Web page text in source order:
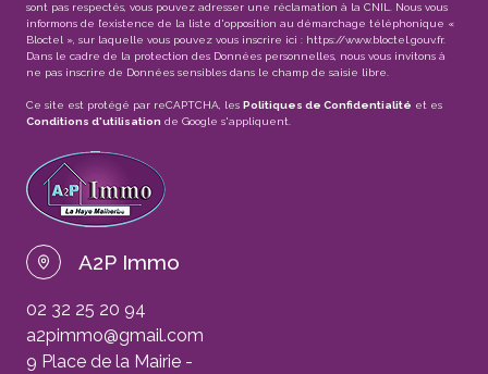
sont pas respectés, vous pouvez adresser une réclamation à la CNIL. Nous vous
informons de l’existence de la liste d'opposition au démarchage téléphonique «
Bloctel », sur laquelle vous pouvez vous inscrire ici : https://www.bloctel.gouv.fr.
Dans le cadre de la protection des Données personnelles, nous vous invitons à
ne pas inscrire de Données sensibles dans le champ de saisie libre.
Ce site est protégé par reCAPTCHA, les Politiques de Confidentialité et es
Conditions d'utilisation de Google s'appliquent.
A2P Immo
02 32 25 20 94
a2pimmo@gmail.com
9 Place de la Mairie -